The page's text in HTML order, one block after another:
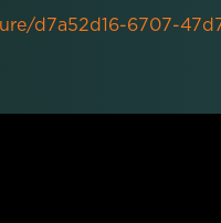
d7a52d16-6707-